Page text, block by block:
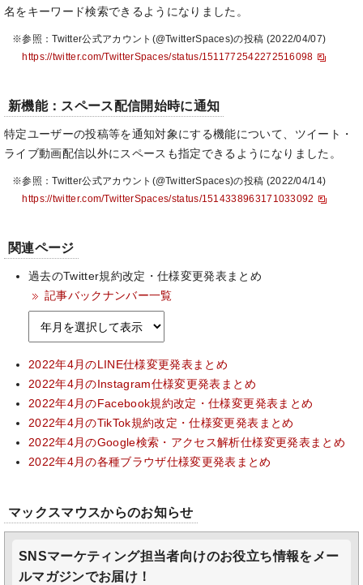
名をキーワード検索できるようになりました。
※参照：Twitter公式アカウント(@TwitterSpaces)の投稿 (2022/04/07)
https://twitter.com/TwitterSpaces/status/1511772542272516098
新機能：スペース配信開始時に通知
特定ユーザーの投稿等を通知対象にする機能について、ツイート・
ライブ動画配信以外にスペースも指定できるようになりました。
※参照：Twitter公式アカウント(@TwitterSpaces)の投稿 (2022/04/14)
https://twitter.com/TwitterSpaces/status/1514338963171033092
関連ページ
過去のTwitter規約改定・仕様変更発表まとめ
記事バックナンバー一覧
2022年4月のLINE仕様変更発表まとめ
2022年4月のInstagram仕様変更発表まとめ
2022年4月のFacebook規約改定・仕様変更発表まとめ
2022年4月のTikTok規約改定・仕様変更発表まとめ
2022年4月のGoogle検索・アクセス解析仕様変更発表まとめ
2022年4月の各種ブラウザ仕様変更発表まとめ
マックスマウスからのお知らせ
SNSマーケティング担当者向けのお役立ち情報をメー
ルマガジンでお届け！